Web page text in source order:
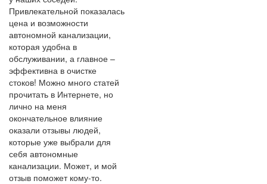
Привлекательной показалась
цена и возможности
автономной канализации,
которая удобна в
обслуживании, а главное –
эффективна в очистке
стоков! Можно много статей
прочитать в Интернете, но
лично на меня
окончательное влияние
оказали отзывы людей,
которые уже выбрали для
себя автономные
канализации. Может, и мой
отзыв поможет кому-то.